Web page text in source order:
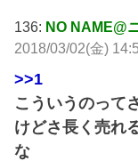
136: NO NAME@
2018/03/02(金)
>>1
こういうのって
けどさ長く売れ
な